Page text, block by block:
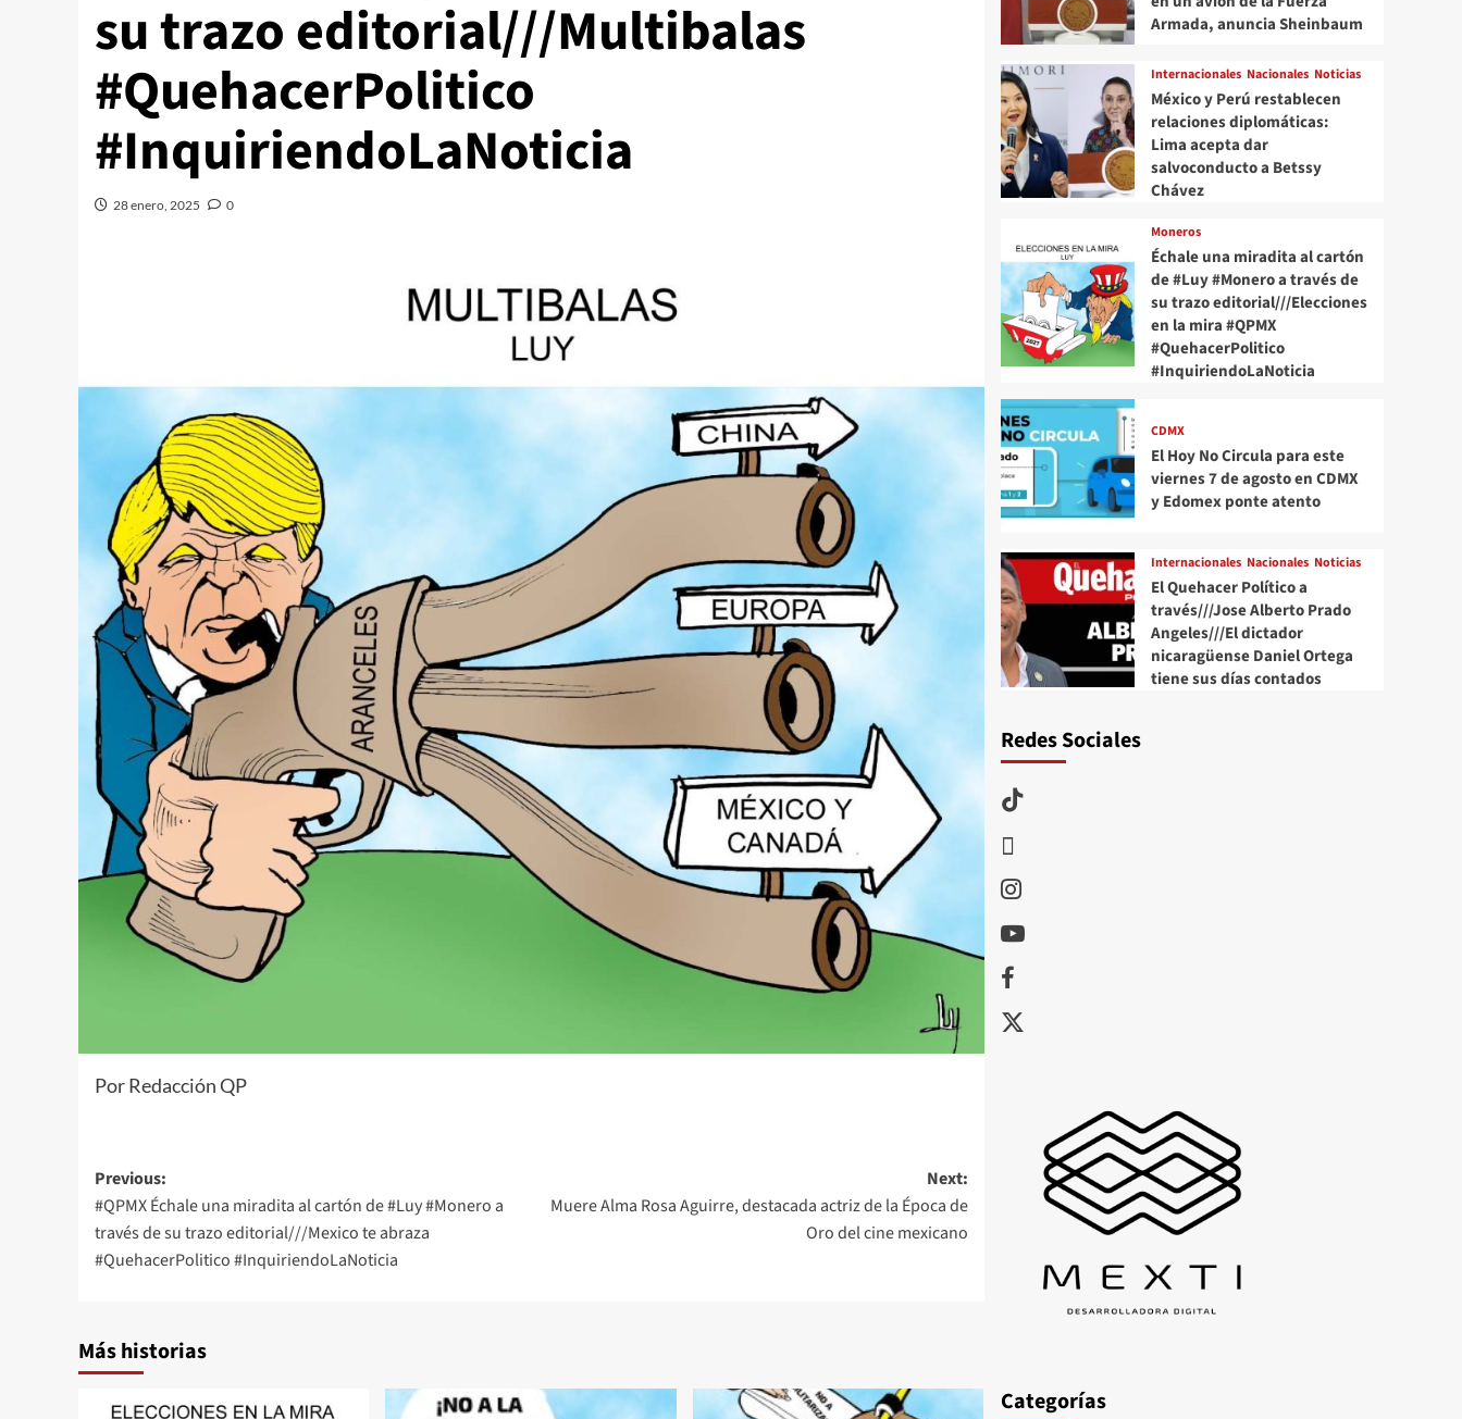
su trazo editorial///Multibalas
#QuehacerPolitico
#InquiriendoLaNoticia
28 enero, 2025 0
Por Redacción QP
Post
navigation
Previous:
#QPMX Échale una miradita al cartón de #Luy #Monero a
través de su trazo editorial///Mexico te abraza
#QuehacerPolitico #InquiriendoLaNoticia
Next:
Muere Alma Rosa Aguirre, destacada actriz de la Época de
Oro del cine mexicano
Más historias
Armada, anuncia Sheinbaum
Internacionales Nacionales Noticias
México y Perú restablecen
relaciones diplomáticas:
Lima acepta dar
salvoconducto a Betssy
Chávez
Moneros
Échale una miradita al cartón
de #Luy #Monero a través de
su trazo editorial///Elecciones
en la mira #QPMX
#QuehacerPolitico
#InquiriendoLaNoticia
CDMX
El Hoy No Circula para este
viernes 7 de agosto en CDMX
y Edomex ponte atento
Internacionales Nacionales Noticias
El Quehacer Político a
través///Jose Alberto Prado
Angeles///El dictador
nicaragüense Daniel Ortega
tiene sus días contados
Redes Sociales
TikTok
Instagram
Youtube
Facebook
X
Categorías